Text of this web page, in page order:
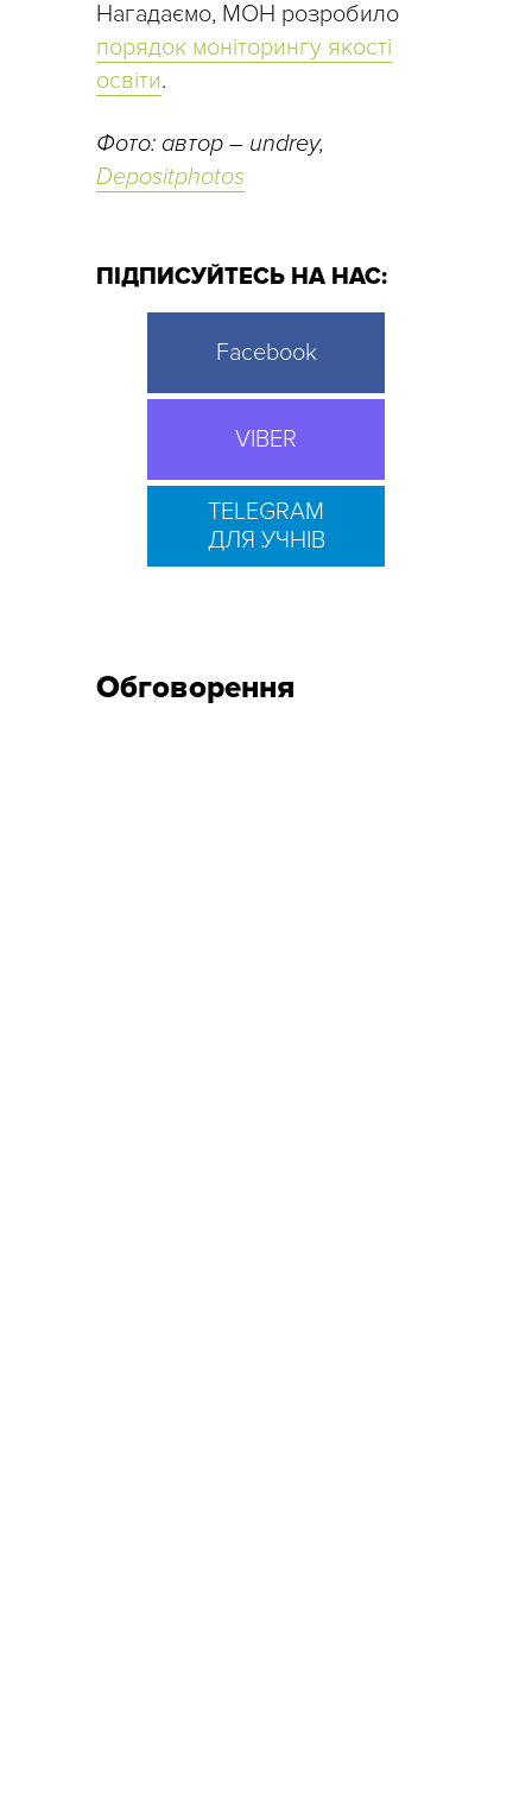
Нагадаємо, МОН розробило
порядок моніторингу якості
освіти.
Фото: автор – undrey,
Depositphotos
ПІДПИСУЙТЕСЬ НА НАС:
Facebook
VIBER
TELEGRAM
ДЛЯ УЧНІВ
Обговорення